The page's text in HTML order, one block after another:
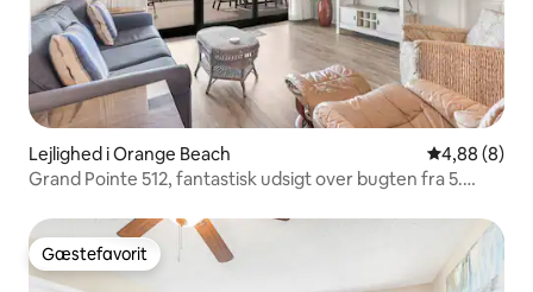
Lejlighed i Orange Beach 4,88 ud af 5
4,88 (8)
Grand Pointe 512, fantastisk udsigt over bugten fra 5.
Gæstefavorit
Gæstefavorit